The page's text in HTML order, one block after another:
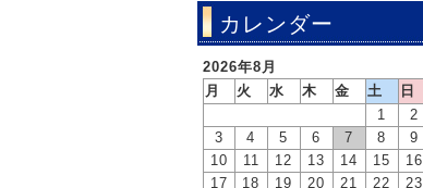
カレンダー
2026年8月
月
火 水 木 金 土
日
1
2
3
4 5 6 7 8
9
10
11 12 13 14 15
16
17
18 19 20 21 22 23